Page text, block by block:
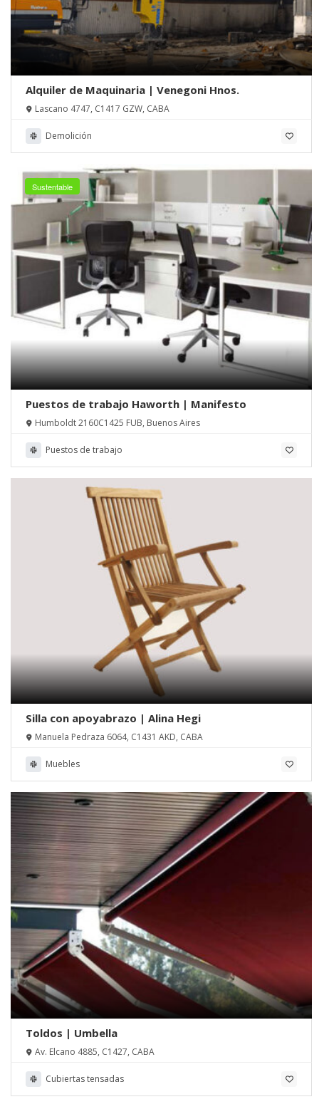
Alquiler de Maquinaria | Venegoni Hnos.
Lascano 4747, C1417 GZW, CABA
Demolición
Sustentable
Puestos de trabajo Haworth | Manifesto
Humboldt 2160C1425 FUB, Buenos Aires
Puestos de trabajo
Silla con apoyabrazo | Alina Hegi
Manuela Pedraza 6064, C1431 AKD, CABA
Muebles
Toldos | Umbella
Av. Elcano 4885, C1427, CABA
Cubiertas tensadas